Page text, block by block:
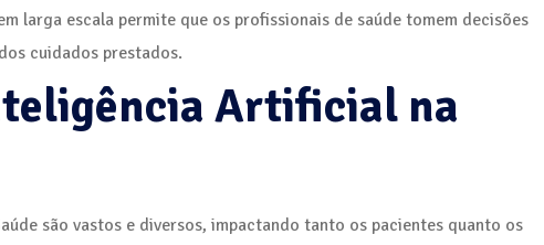
larga escala permite que os profissionais de saúde tomem decisões
cuidados prestados.
Artificial na
são vastos e diversos, impactando tanto os pacientes quanto os